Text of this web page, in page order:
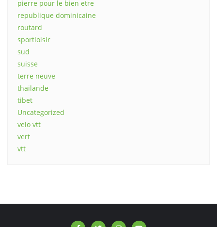
pierre pour le bien etre
republique dominicaine
routard
sportloisir
sud
suisse
terre neuve
thailande
tibet
Uncategorized
velo vtt
vert
vtt